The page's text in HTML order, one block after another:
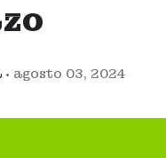
• agosto 03, 2024